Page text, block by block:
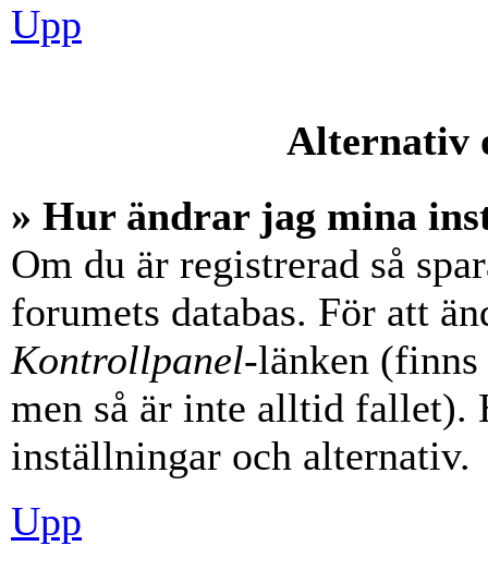
Upp
Alternativ
» Hur ändrar jag mina
Om du är registrerad så
forumets databas. För att
Kontrollpanel-länken
men så är inte alltid fallet).
inställningar och alternativ.
Upp